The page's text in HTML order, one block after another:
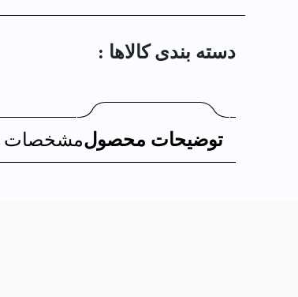
دسته بندی کالا‌ها :
توضیحات محصولمشخصات